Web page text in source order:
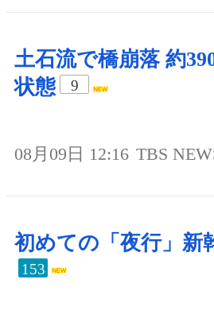
土石流で橋崩落 約
状態
9
08月09日 12:16 TBS
初めての「夜行」新
153